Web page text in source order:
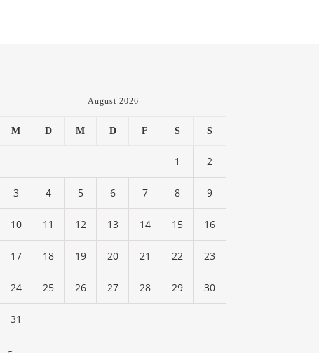
August 2026
M D M D F S S
1 2
3 4 5 6 7 8 9
10 11 12 13 14 15 16
17 18 19 20 21 22 23
24 25 26 27 28 29 30
31